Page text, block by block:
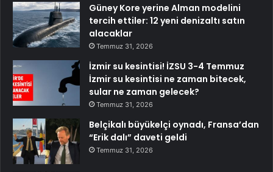
Güney Kore yerine Alman modelini
tercih ettiler: 12 yeni denizaltı satın
alacaklar
Temmuz 31, 2026
İzmir su kesintisi! İZSU 3-4 Temmuz
İzmir su kesintisi ne zaman bitecek,
sular ne zaman gelecek?
Temmuz 31, 2026
Belçikalı büyükelçi oynadı, Fransa’dan
“Erik dalı” daveti geldi
Temmuz 31, 2026